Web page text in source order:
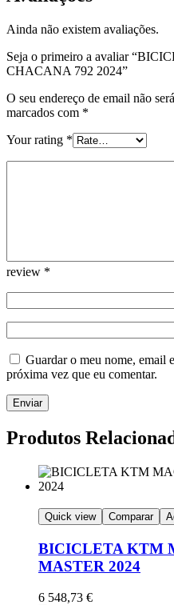
Ainda não existem avaliações.
Seja o primeiro a avaliar
CHACANA 792 2024”
O seu endereço de email não
marcados com *
Your rating *
review *
Guardar o meu nome, email
próxima vez que eu comentar.
Produtos
Quick view Comparar
BICICLETA KTM
MASTER 2024
6 548,73 €